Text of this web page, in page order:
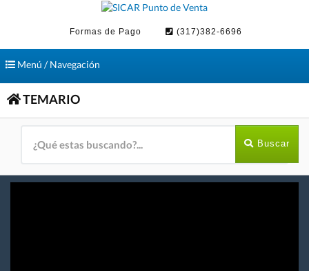
Formas de Pago (317)382-6696
ToggleMenú / Navegación
TEMARIO
Buscar